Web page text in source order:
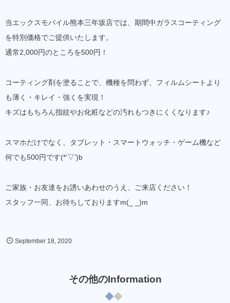
当エックスモバイル熊本三年坂店では、期間中ガラスコーティング
を特別価格でご提供いたします。
通常2,000円のところを500円！
コーティング剤を塗ることで、機種を問わず、フィルムシートより
も薄く・キレイ・強くを実現！
キズはもちろん指紋やお化粧などの汚れもつきにくくなります♪
スマホだけでなく、タブレット・スマートウォッチ・ゲーム機など
何でも500円です(*’▽’)b
ご家族・お友達をお誘いあわせのうえ、ご来店ください！
スタッフ一同、お待ちしておりますm(_ _)m
September 18 ,2020
その他のInformation